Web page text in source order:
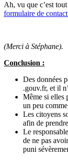
Ah, vu que c’est
formulaire de contact
(Merci à Stéphane).
Conclusion :
Des données
.gouv.fr, et il
Même si elles
un peu
Les citoyens
afin de
Le
de ne pas
puni